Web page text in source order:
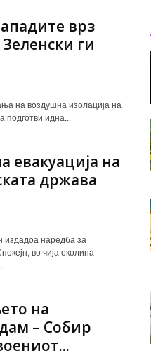
врз
ги
на воздушна изолација на
подготви идна...
евакуација на
држава
издадоа наредба за
во чија околина
на
– Собир